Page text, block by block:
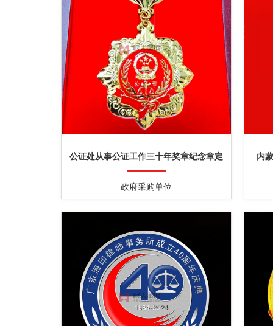
公证处从事公证工作三十年奖章纪念章定
制
政府采购单位
内